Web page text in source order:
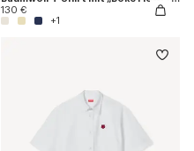
130 €
+1